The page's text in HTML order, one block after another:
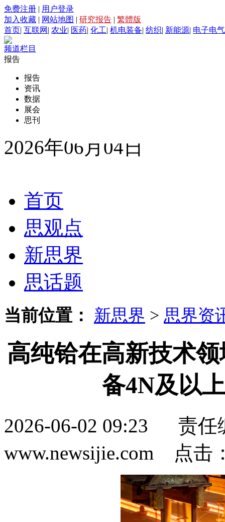
免费注册 | 用户登录
加入收藏 | 网站地图 | 研究报告 | 繁體版
首页| 互联网 | 农业| 医药| 化工| 机电装备| 纺织| 新能源| 电子电气
频道栏目
报告
报告
资讯
数据
展会
思刊
2026年06月04日
首页
思观点
新思界
思话题
当前位置： 新思界 > 思界资
高纯铪在高新技术
备4N及以
2026-06-02 09:23 责
www.newsijie.com 点击